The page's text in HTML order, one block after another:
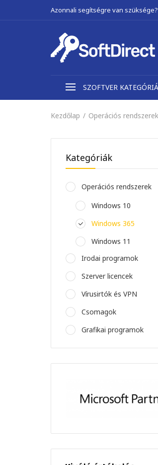
Azonnali segítségre van szüksége?
SZOFTVER
Kezdőlap Operációs rendszerek
Kategóriák
Operációs rendszerek
Windows 10
Windows 365
Windows 11
Irodai programok
Szerver licencek
Vírusirtók és VPN
Csomagok
Grafikai programok